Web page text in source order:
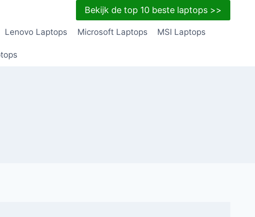
Bekijk de top 10 beste laptops >>
Lenovo Laptops Microsoft Laptops MSI Laptops